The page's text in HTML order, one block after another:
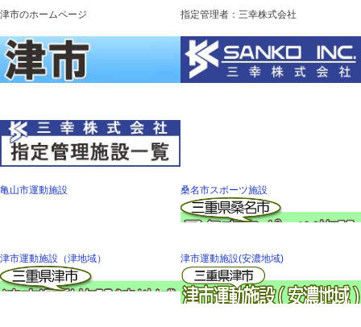
津市のホームページ 指定管理者：三幸株式会社